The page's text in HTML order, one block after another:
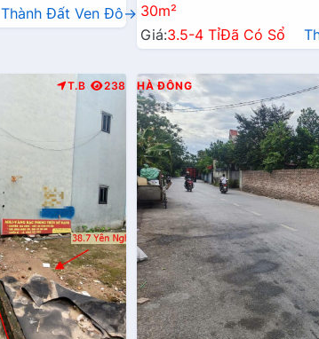
Thành Đất Ven Đô→ 30m²
Giá:3.5-4 TỉĐã Có Sổ
T.B 238 HÀ ĐÔNG